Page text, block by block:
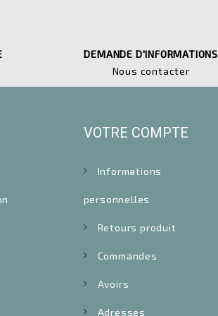
DEMANDE D'INFORMATIONS
Nous contacter
VOTRE COMPTE
Informations
personnelles
Retours produit
Commandes
Avoirs
Adresses